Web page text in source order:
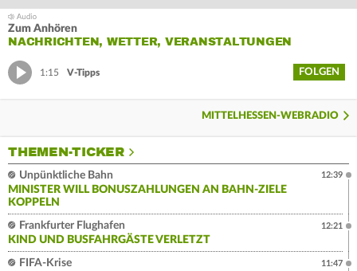
Zum Anhören
NACHRICHTEN, WETTER, VERANSTALTUNGEN
1:15 V-Tipps FOLGEN
MITTELHESSEN-WEBRADIO
THEMEN-TICKER
Unpünktliche Bahn
MINISTER WILL BONUSZAHLUNGEN AN BAHN-ZIELE
KOPPELN
12:39
Frankfurter Flughafen
KIND UND BUSFAHRGÄSTE VERLETZT
12:21
FIFA-Krise
11:47